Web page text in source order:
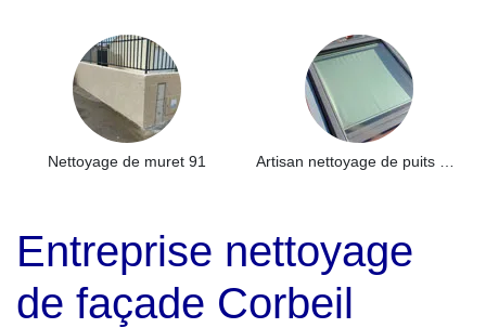
Nettoyage de muret 91
Entreprise nettoyage
de façade Corbeil